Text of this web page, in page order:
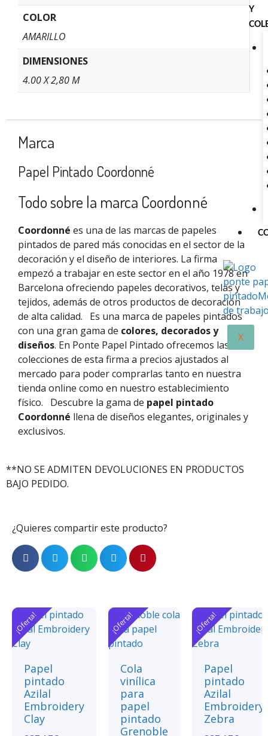
Y
X
COLOR
AMARILLO
DIMENSIONES
4.00 X 2,80 M
Marca
Papel Pintado Coordonné
Todo sobre la marca Coordonné
Coordonné es una de las marcas de papeles
pintados de pared más conocidas en el sector de la
decoración y el diseño de interiores. La firma
empezó a trabajar en este sector en el año 1978 en
Barcelona ofreciendo papeles decorativos, telas y
tejidos, además de otros productos de decoración
de alta calidad.
Es una marca de papeles pintados
con una gran gama de colores, decorados y
diseños. En Ponte Papel Pintado ofrecemos las
colecciones de esta firma a precios ajustados al
mercado para poder comprarlas tanto en nuestra
tienda online como en nuestro establecimiento
físico.
Descubre la gama de papel pintado
Coordonné llena de diseños elegantes, originales y
exclusivos.
**NO SE ADMITEN DEVOLUCIONES EN PRODUCTOS
BAJO PEDIDO.
¿Quieres compartir este producto?
¡Oferta!
Papel
pintado
Azilal
Embroidery
Clay
¡Oferta!
Cola
vinílica
para
papel
pintado
Grenoble
¡Oferta!
Papel
pintado
Azilal
Embroidery
Zebra